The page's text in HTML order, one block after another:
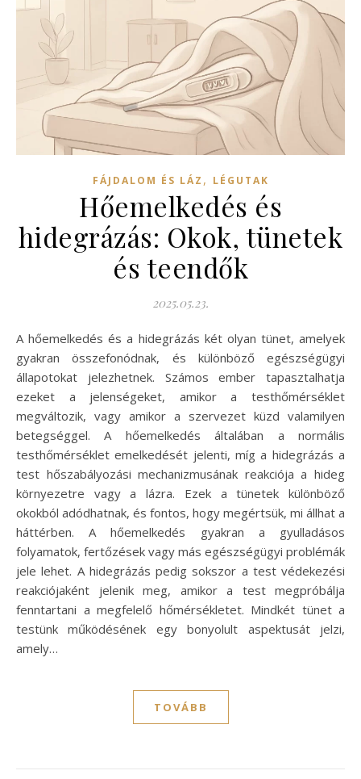
FÁJDALOM ÉS LÁZ , LÉGUTAK
Hőemelkedés és
hidegrázás: Okok, tünetek
és teendők
2025.05.23.
A hőemelkedés és a hidegrázás két olyan tünet, amelyek
gyakran összefonódnak, és különböző egészségügyi
állapotokat jelezhetnek. Számos ember tapasztalhatja
ezeket a jelenségeket, amikor a testhőmérséklet
megváltozik, vagy amikor a szervezet küzd valamilyen
betegséggel. A hőemelkedés általában a normális
testhőmérséklet emelkedését jelenti, míg a hidegrázás a
test hőszabályozási mechanizmusának reakciója a hideg
környezetre vagy a lázra. Ezek a tünetek különböző
okokból adódhatnak, és fontos, hogy megértsük, mi állhat a
háttérben. A hőemelkedés gyakran a gyulladásos
folyamatok, fertőzések vagy más egészségügyi problémák
jele lehet. A hidegrázás pedig sokszor a test védekezési
reakciójaként jelenik meg, amikor a test megpróbálja
fenntartani a megfelelő hőmérsékletet. Mindkét tünet a
testünk működésének egy bonyolult aspektusát jelzi,
amely…
TOVÁBB